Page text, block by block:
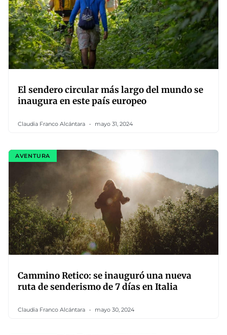
El sendero circular más largo del mundo se
inaugura en este país europeo
Claudia Franco Alcántara mayo 31, 2024
AVENTURA
Cammino Retico: se inauguró una nueva
ruta de senderismo de 7 días en Italia
Claudia Franco Alcántara mayo 30, 2024